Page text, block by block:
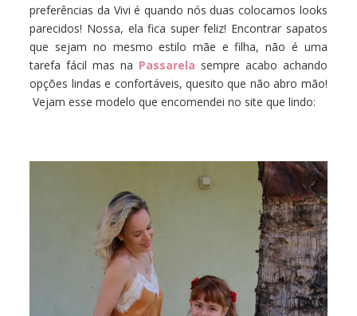
preferências da Vivi é quando nós duas colocamos looks
parecidos! Nossa, ela fica super feliz! Encontrar sapatos
que sejam no mesmo estilo mãe e filha, não é uma
tarefa fácil mas na Passarela sempre acabo achando
opções lindas e confortáveis, quesito que não abro mão!
Vejam esse modelo que encomendei no site que lindo: